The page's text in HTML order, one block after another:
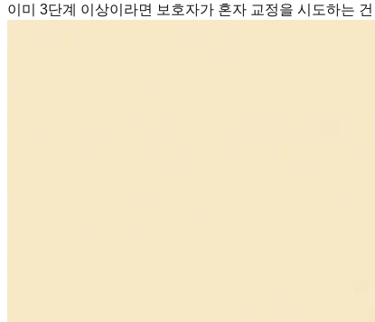
이미 3단계 이상이라면 보호자가 혼자 교정을 시도하는